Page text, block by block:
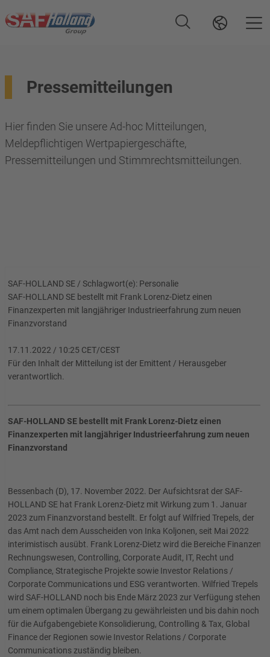
Pressemitteilungen
Hier finden Sie unsere Ad-hoc Mitteilungen,
Meldepflichtigen Wertpapiergeschäfte,
Pressemitteilungen und Stimmrechtsmitteilungen.
SAF-HOLLAND SE / Schlagwort(e): Personalie
SAF-HOLLAND SE bestellt mit Frank Lorenz-Dietz einen
Finanzexperten mit langjähriger Industrieerfahrung zum neuen
Finanzvorstand
17.11.2022 / 10:25 CET/CEST
Für den Inhalt der Mitteilung ist der Emittent / Herausgeber
verantwortlich.
SAF-HOLLAND SE bestellt mit Frank Lorenz-Dietz einen
Finanzexperten mit langjähriger Industrieerfahrung zum neuen
Finanzvorstand
Bessenbach (D), 17. November 2022. Der Aufsichtsrat der SAF-
HOLLAND SE hat Frank Lorenz-Dietz mit Wirkung zum 1. Januar
2023 zum Finanzvorstand bestellt. Er folgt auf Wilfried Trepels, der
das Amt nach dem Ausscheiden von Inka Koljonen, seit Mai 2022
interimistisch ausübt. Frank Lorenz-Dietz wird die Bereiche Finanzen,
Rechnungswesen, Controlling, Corporate Audit, IT, Recht und
Compliance, Strategische Projekte sowie Investor Relations /
Corporate Communications und ESG verantworten. Wilfried Trepels
wird SAF-HOLLAND noch bis Ende März 2023 zur Verfügung stehen,
um einem optimalen Übergang zu gewährleisten und bis dahin noch
für die Aufgabengebiete Konsolidierung, Controlling & Tax, Global
Finance der Regionen sowie Investor Relations / Corporate
Communications zuständig bleiben.